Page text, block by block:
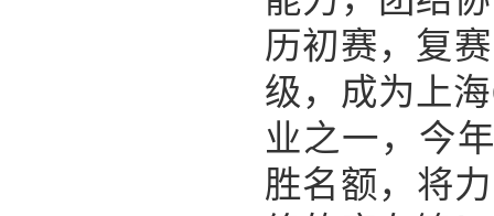
历初赛，复
级，成为上
业之一，今
胜名额，将